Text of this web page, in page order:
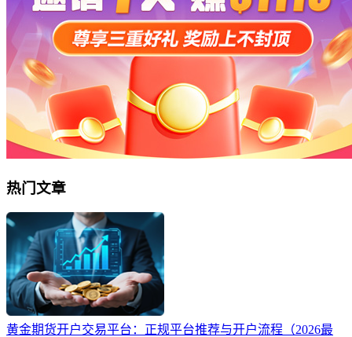
热门文章
黄金期货开户交易平台：正规平台推荐与开户流程（2026最